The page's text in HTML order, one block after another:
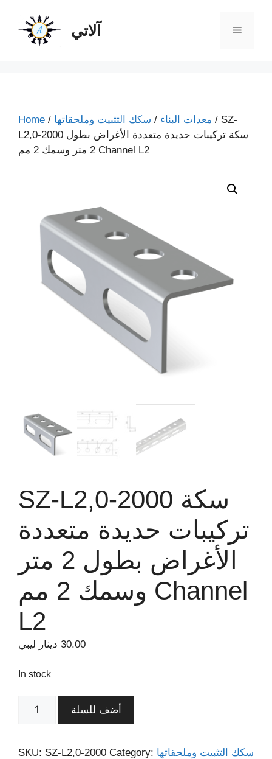
آلاتي
Home / معدات البناء / سكك التثبيت وملحقاتها
/ SZ-
L2,0-2000 سكة تركيبات حديدة متعددة الأغراض بطول
2 متر وسمك 2 مم Channel L2
SZ-L2,0-2000 سكة
تركيبات حديدة متعددة
الأغراض بطول 2 متر
وسمك 2 مم Channel
L2
30.00 دينار ليبي
In stock
أضف للسلة
SKU: SZ-L2,0-2000 Category: سكك التثبيت وملحقاتها